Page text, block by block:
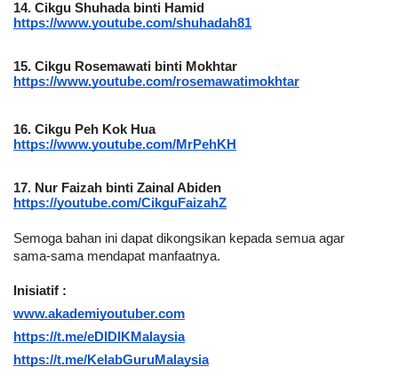
14. Cikgu Shuhada binti Hamid
https://www.youtube.com/shuhadah81
15. Cikgu Rosemawati binti Mokhtar
https://www.youtube.com/rosemawatimokhtar
16. Cikgu Peh Kok Hua
https://www.youtube.com/MrPehKH
17. Nur Faizah binti Zainal Abiden
https://youtube.com/CikguFaizahZ
Semoga bahan ini dapat dikongsikan kepada semua agar
sama-sama mendapat manfaatnya.
Inisiatif :
www.akademiyoutuber.com
https://t.me/eDIDIKMalaysia
https://t.me/KelabGuruMalaysia